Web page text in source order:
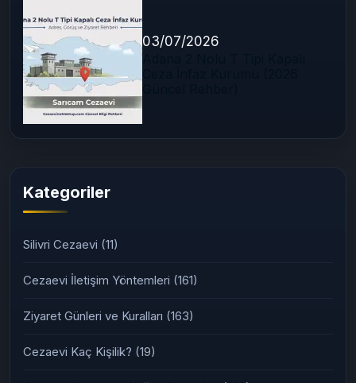
03/07/2026
Kategoriler
Silivri Cezaevi (11)
Cezaevi İletişim Yöntemleri (161)
Ziyaret Günleri ve Kuralları (163)
Cezaevi Kaç Kişilik? (19)